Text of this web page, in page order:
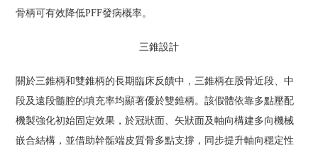
骨柄可有效降低PFF發病概率。
三錐設計
關於三錐柄和雙錐柄的長期臨床反饋中，三錐柄在股骨近段、中
段及遠段髓腔的填充率均顯著優於雙錐柄。該假體依靠多點壓配
機製強化初始固定效果，於冠狀面、矢狀面及軸向構建多向機械
嵌合結構，並借助幹骺端皮質骨多點支撐，同步提升軸向穩定性